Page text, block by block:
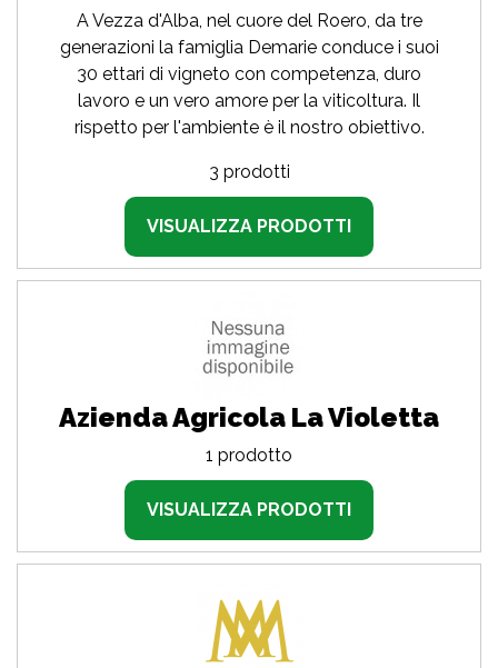
A Vezza d'Alba, nel cuore del Roero, da tre
generazioni la famiglia Demarie conduce i suoi
30 ettari di vigneto con competenza, duro
lavoro e un vero amore per la viticoltura. Il
rispetto per l'ambiente è il nostro obiettivo.
3 prodotti
VISUALIZZA PRODOTTI
Azienda Agricola La Violetta
1 prodotto
VISUALIZZA PRODOTTI